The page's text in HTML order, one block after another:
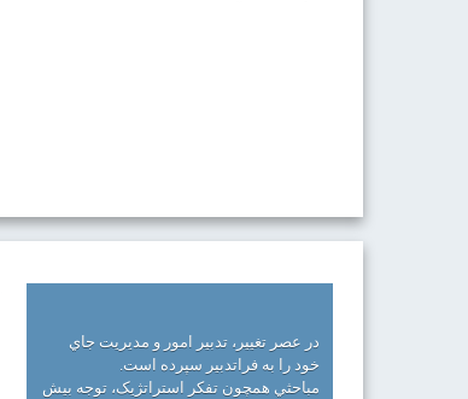
در عصر تغيير، تدبير امور و مديريت جاي
خود را به فراتدبير سپرده است.
مباحثي همچون تفکر استراتژيک، توجه بيش